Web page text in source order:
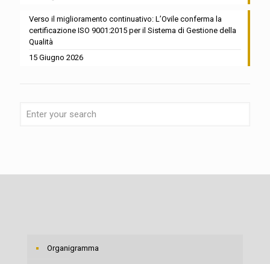
Verso il miglioramento continuativo: L’Ovile conferma la
certificazione ISO 9001:2015 per il Sistema di Gestione della
Qualità
15 Giugno 2026
Organigramma